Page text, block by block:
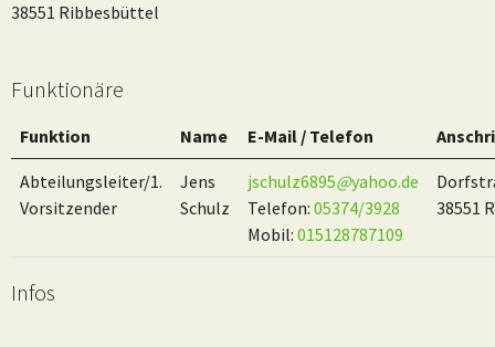
38551 Ribbesbüttel
Funktionäre
Funktion Name E-Mail / Telefon
Abteilungsleiter/1.
Vorsitzender
Jens
Schulz
jschulz6895@yahoo.de
Telefon: 05374/3928
Mobil: 015128787109
38551
Infos